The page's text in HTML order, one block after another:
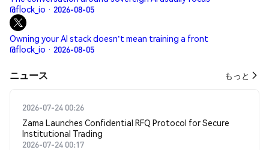
@flock_io · 2026-08-05
Owning your AI stack doesn't mean training a front
@flock_io · 2026-08-05
​​ニュース​​ もっと
2026-07-24 00:26
Zama Launches Confidential RFQ Protocol for Secure
Institutional Trading
2026-07-24 00:17